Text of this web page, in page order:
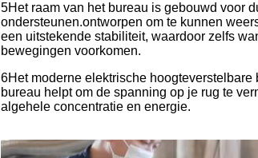
5Het raam van het bureau is gebouwd voor
ondersteunen.ontworpen om te kunnen
een uitstekende stabiliteit, waardoor zelfs
bewegingen voorkomen.
6Het moderne elektrische
bureau helpt om de spanning op je rug te
algehele concentratie en energie.